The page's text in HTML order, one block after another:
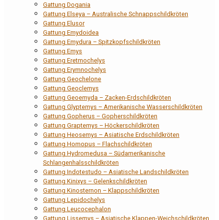
Gattung Dogania
Gattung Elseya – Australische Schnappschildkröten
Gattung Elusor
Gattung Emydoidea
Gattung Emydura – Spitzkopfschildkröten
Gattung Emys
Gattung Eretmochelys
Gattung Erymnochelys
Gattung Geochelone
Gattung Geoclemys
Gattung Geoemyda – Zacken-Erdschildkröten
Gattung Glyptemys – Amerikanische Wasserschildkröten
Gattung Gopherus – Gopherschildkröten
Gattung Graptemys – Höckerschildkröten
Gattung Heosemys – Asiatische Erdschildkröten
Gattung Homopus – Flachschildkröten
Gattung Hydromedusa – Südamerikanische
Schlangenhalsschildkröten
Gattung Indotestudo – Asiatische Landschildkröten
Gattung Kinixys – Gelenkschildkröten
Gattung Kinosternon – Klappschildkröten
Gattung Lepidochelys
Gattung Leucocephalon
Gattung Lissemys – Asiatische Klappen-Weichschildkröten